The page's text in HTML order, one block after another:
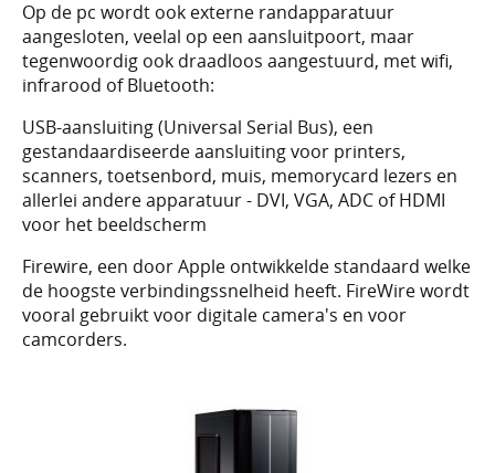
Op de pc wordt ook externe randapparatuur
aangesloten, veelal op een aansluitpoort, maar
tegenwoordig ook draadloos aangestuurd, met wifi,
infrarood of Bluetooth:
USB-aansluiting (Universal Serial Bus), een
gestandaardiseerde aansluiting voor printers,
scanners, toetsenbord, muis, memorycard lezers en
allerlei andere apparatuur - DVI, VGA, ADC of HDMI
voor het beeldscherm
Firewire, een door Apple ontwikkelde standaard welke
de hoogste verbindingssnelheid heeft. FireWire wordt
vooral gebruikt voor digitale camera's en voor
camcorders.